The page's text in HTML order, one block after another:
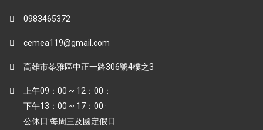
0983465372
cemea119@gmail.com
高雄市苓雅區中正一路306號4樓之3
上午09：00 ~ 12：00；
下午13：00 ~ 17：00 ·
公休日:每周三及國定假日